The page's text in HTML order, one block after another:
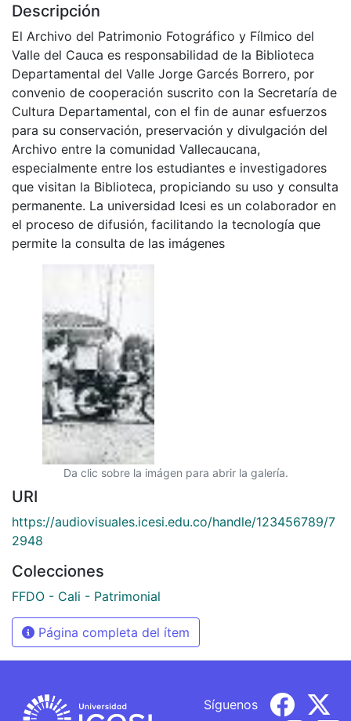
Descripción
El Archivo del Patrimonio Fotográfico y Fílmico del
Valle del Cauca es responsabilidad de la Biblioteca
Departamental del Valle Jorge Garcés Borrero, por
convenio de cooperación suscrito con la Secretaría de
Cultura Departamental, con el fin de aunar esfuerzos
para su conservación, preservación y divulgación del
Archivo entre la comunidad Vallecaucana,
especialmente entre los estudiantes e investigadores
que visitan la Biblioteca, propiciando su uso y consulta
permanente. La universidad Icesi es un colaborador en
el proceso de difusión, facilitando la tecnología que
permite la consulta de las imágenes
Da clic sobre la imágen para abrir la galería.
URI
https://audiovisuales.icesi.edu.co/handle/123456789/7
2948
Colecciones
FFDO - Cali - Patrimonial
Página completa del ítem
Síguenos